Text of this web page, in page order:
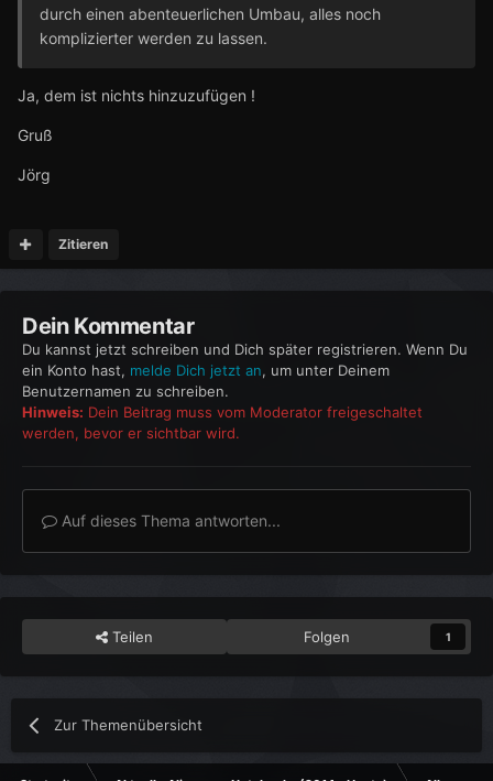
durch einen abenteuerlichen Umbau, alles noch
komplizierter werden zu lassen.
Ja, dem ist nichts hinzuzufügen !
Gruß
Jörg
Zitieren
Dein Kommentar
Du kannst jetzt schreiben und Dich später registrieren. Wenn Du
ein Konto hast, melde Dich jetzt an, um unter Deinem
Benutzernamen zu schreiben.
Hinweis: Dein Beitrag muss vom Moderator freigeschaltet
werden, bevor er sichtbar wird.
Auf dieses Thema antworten...
Teilen Folgen 1
Zur Themenübersicht